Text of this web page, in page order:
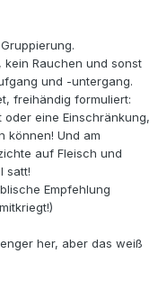
kein Rauchen und sonst
und -untergang.
freihändig formuliert:
eine Einschränkung,
können! Und am
auf Fleisch und
satt!
Empfehlung
her, aber das weiß